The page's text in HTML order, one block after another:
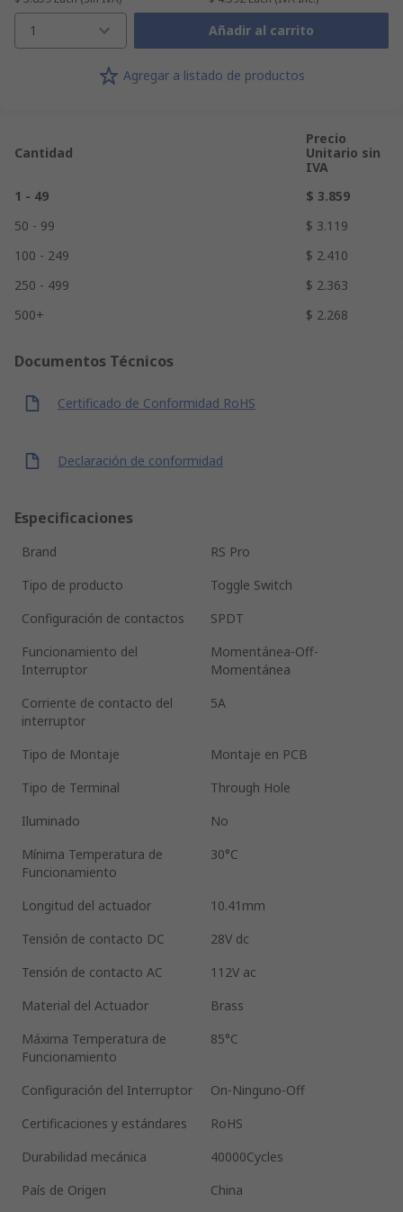
1 Añadir al carrito
Agregar a listado de productos
Cantidad
Precio
Unitario sin
IVA
1 - 49
$ 3.859
50 - 99
$ 3.119
100 - 249
$ 2.410
250 - 499
$ 2.363
500+
$ 2.268
Documentos Técnicos
Certificado de Conformidad RoHS
Declaración de conformidad
Especificaciones
Brand
RS Pro
Tipo de producto
Toggle Switch
Configuración de contactos
SPDT
Funcionamiento del
Interruptor
Momentánea-Off-
Momentánea
Corriente de contacto del
interruptor
5A
Tipo de Montaje
Montaje en PCB
Tipo de Terminal
Through Hole
Iluminado
No
Mínima Temperatura de
Funcionamiento
30°C
Longitud del actuador
10.41mm
Tensión de contacto DC
28V dc
Tensión de contacto AC
112V ac
Material del Actuador
Brass
Máxima Temperatura de
Funcionamiento
85°C
Configuración del Interruptor
On-Ninguno-Off
Certificaciones y estándares
RoHS
Durabilidad mecánica
40000Cycles
País de Origen
China